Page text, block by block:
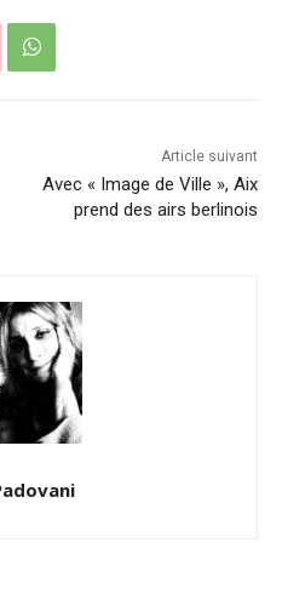
Article suivant
Avec « Image de Ville », Aix
prend des airs berlinois